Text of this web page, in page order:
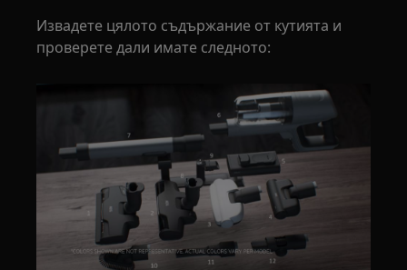
Извадете цялото съдържание от кутията и
проверете дали имате следното: